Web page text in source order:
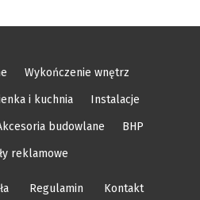
Wykończenie wnętrz
i kuchnia
Instalacje
budowlane
BHP
reklamowe
Regulamin
Kontakt